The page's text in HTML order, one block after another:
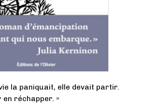
la paniquait, elle devait partir.
en réchapper. »